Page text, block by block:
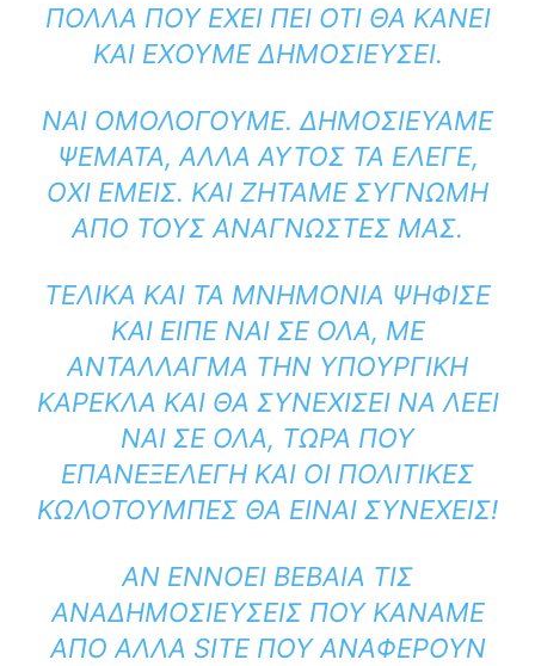
ΠΟΛΛΆ ΠΟΥ ΈΧΕΙ ΠΕΙ ΌΤΙ ΘΑ ΚΆΝΕΙ
ΚΑΙ ΈΧΟΥΜΕ ΔΗΜΟΣΙΕΎΣΕΙ.
ΝΑΙ ΟΜΟΛΟΓΟΎΜΕ. ΔΗΜΟΣΙΕΎΑΜΕ
ΨΈΜΑΤΑ, ΑΛΛΆ ΑΥΤΌΣ ΤΑ ΈΛΕΓΕ,
ΌΧΙ ΕΜΕΊΣ. ΚΑΙ ΖΗΤΆΜΕ ΣΥΓΝΏΜΗ
ΑΠΌ ΤΟΥΣ ΑΝΑΓΝΏΣΤΕΣ ΜΑΣ.
ΤΕΛΙΚΆ ΚΑΙ ΤΑ ΜΝΗΜΌΝΙΑ ΨΉΦΙΣΕ
ΚΑΙ ΕΊΠΕ ΝΑΙ ΣΕ ΌΛΑ, ΜΕ
ΑΝΤΆΛΛΑΓΜΑ ΤΗΝ ΥΠΟΥΡΓΙΚΉ
ΚΑΡΈΚΛΑ ΚΑΙ ΘΑ ΣΥΝΕΧΊΣΕΙ ΝΑ ΛΈΕΙ
ΝΑΙ ΣΕ ΌΛΑ, ΤΏΡΑ ΠΟΥ
ΕΠΑΝΕΞΕΛΈΓΗ ΚΑΙ ΟΙ ΠΟΛΙΤΙΚΈΣ
ΚΩΛΟΤΟΎΜΠΕΣ ΘΑ ΕΊΝΑΙ ΣΥΝΕΧΕΊΣ!
ΑΝ ΕΝΝΟΕΊ ΒΈΒΑΙΑ ΤΙΣ
ΑΝΑΔΗΜΟΣΙΕΎΣΕΙΣ ΠΟΥ ΚΆΝΑΜΕ
ΑΠΌ ΆΛΛΑ SITE ΠΟΥ ΑΝΑΦΈΡΟΥΝ